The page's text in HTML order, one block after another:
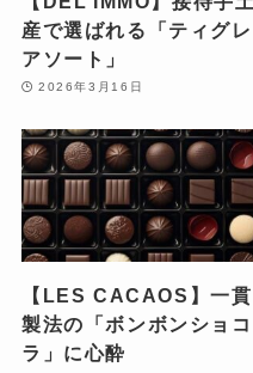
産で選ばれる「ティグレ
アソート」
2026年3月16日
【LES CACAOS】一貫
製法の「ボンボンショコ
ラ」に心酔